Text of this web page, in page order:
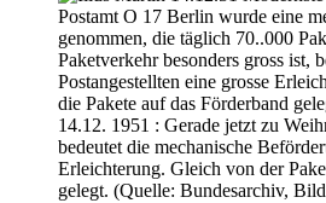
14.12. 1951 : Gerade jetzt zu
bedeutet die mechanische
Erleichterung. Gleich von der
gelegt. (Quelle: Bundesarchiv,